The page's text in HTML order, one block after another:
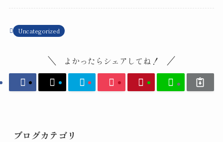
Uncategorized
よかったらシェアしてね！
ブログカテゴリ